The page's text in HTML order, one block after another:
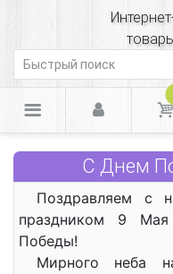
С Днем
Поздравляем с
праздником 9
Победы!
Мирного неба